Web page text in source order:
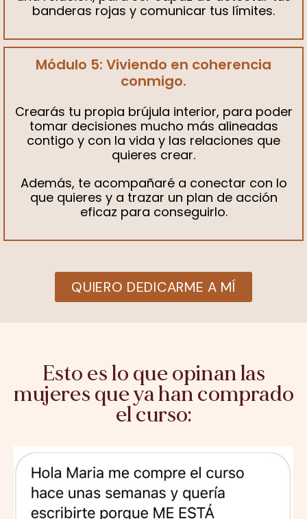
banderas rojas y comunicar tus límites.
Módulo 5: Viviendo en coherencia
conmigo.
Crearás tu propia brújula interior, para poder
tomar decisiones mucho más alineadas
contigo y con la vida y las relaciones que
quieres crear.
Además, te acompañaré a conectar con lo
que quieres y a trazar un plan de acción
eficaz para conseguirlo.
QUIERO DEDICARME A MÍ
Esto es lo que opinan las
mujeres que ya han comprado
el curso: